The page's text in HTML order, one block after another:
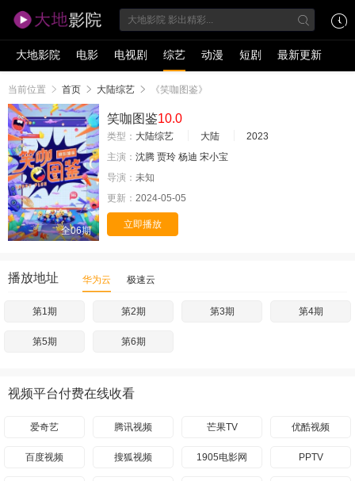
大地影院 电影 电视剧 综艺 动漫 短剧 最新更新
当前位置 首页 大陆综艺 《笑咖图鉴》
全06期
笑咖图鉴10.0
类型： 大陆综艺 大陆
2023
主演： 沈腾 贾玲 杨迪 宋小宝
导演： 未知
更新： 2024-05-05
立即播放
播放地址 华为云 极速云
第1期 第2期 第3期 第4期
第5期 第6期
视频平台付费在线收看
爱奇艺 腾讯视频 芒果TV 优酷视频
百度视频 搜狐视频 1905电影网 PPTV